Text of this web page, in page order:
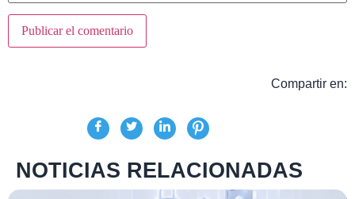
Compartir en:
NOTICIAS RELACIONADAS